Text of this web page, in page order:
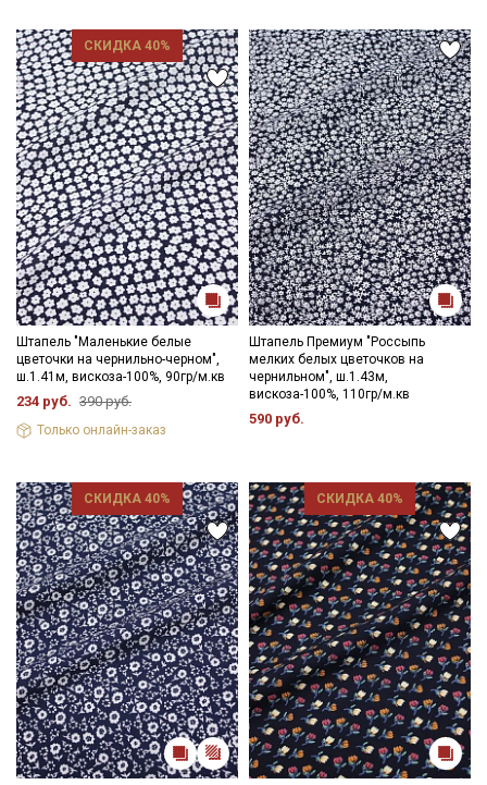
СКИДКА 40%
Штапель "Маленькие белые
цветочки на чернильно-черном",
ш.1.41м, вискоза-100%, 90гр/м.кв
234 руб. 390 руб.
Только онлайн-заказ
Штапель Премиум "Россыпь
мелких белых цветочков на
чернильном", ш.1.43м,
вискоза-100%, 110гр/м.кв
590 руб.
СКИДКА 40% СКИДКА 40%